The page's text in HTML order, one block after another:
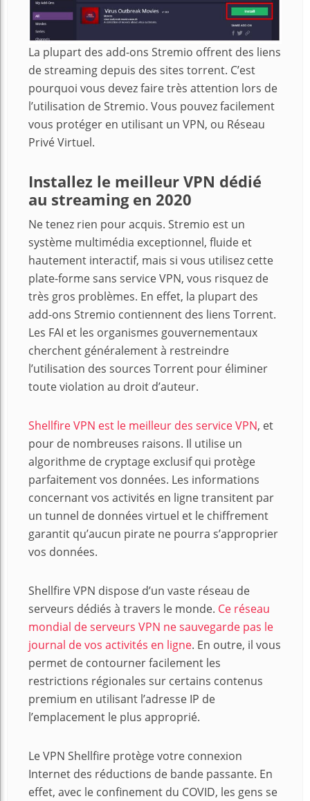
La plupart des add-ons Stremio offrent des liens
de streaming depuis des sites torrent. C’est
pourquoi vous devez faire très attention lors de
l’utilisation de Stremio. Vous pouvez facilement
vous protéger en utilisant un VPN, ou Réseau
Privé Virtuel.
Installez le meilleur VPN dédié
au streaming en 2020
Ne tenez rien pour acquis. Stremio est un
système multimédia exceptionnel, fluide et
hautement interactif, mais si vous utilisez cette
plate-forme sans service VPN, vous risquez de
très gros problèmes. En effet, la plupart des
add-ons Stremio contiennent des liens Torrent.
Les FAI et les organismes gouvernementaux
cherchent généralement à restreindre
l’utilisation des sources Torrent pour éliminer
toute violation au droit d’auteur.
Shellfire VPN est le meilleur des service VPN, et
pour de nombreuses raisons. Il utilise un
algorithme de cryptage exclusif qui protège
parfaitement vos données. Les informations
concernant vos activités en ligne transitent par
un tunnel de données virtuel et le chiffrement
garantit qu’aucun pirate ne pourra s’approprier
vos données.
Shellfire VPN dispose d’un vaste réseau de
serveurs dédiés à travers le monde. Ce réseau
mondial de serveurs VPN ne sauvegarde pas le
journal de vos activités en ligne. En outre, il vous
permet de contourner facilement les
restrictions régionales sur certains contenus
premium en utilisant l’adresse IP de
l’emplacement le plus approprié.
Le VPN Shellfire protège votre connexion
Internet des réductions de bande passante. En
effet, avec le confinement du COVID, les gens se